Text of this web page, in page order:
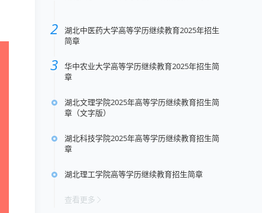
湖北中医药大学高等学历继续教育2025年招生
简章
华中农业大学高等学历继续教育2025年招生简
章
湖北文理学院2025年高等学历继续教育招生简
章（文字版）
湖北科技学院2025年高等学历继续教育招生简
章
湖北理工学院高等学历继续教育招生简章
查看更多